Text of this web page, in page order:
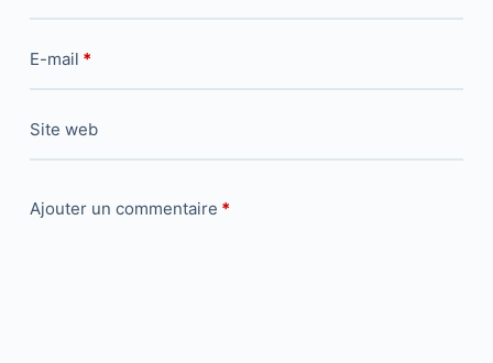
E-mail *
Site web
Ajouter un commentaire *